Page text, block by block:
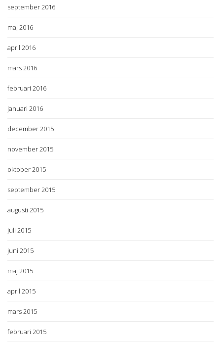
september 2016
maj 2016
april 2016
mars 2016
februari 2016
januari 2016
december 2015
november 2015
oktober 2015
september 2015
augusti 2015
juli 2015
juni 2015
maj 2015
april 2015
mars 2015
februari 2015